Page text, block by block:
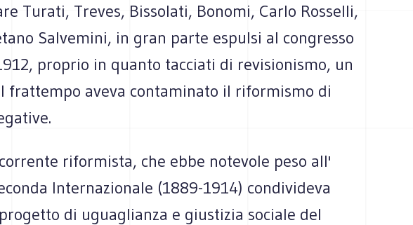
Turati, Treves, Bissolati, Bonomi, Carlo Rosselli,
Salvemini, in gran parte espulsi al congresso
proprio in quanto tacciati di revisionismo, un
frattempo aveva contaminato il riformismo di
riformista, che ebbe notevole peso all'
Internazionale (1889-1914) condivideva
di uguaglianza e giustizia sociale del